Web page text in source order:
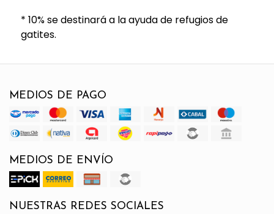
* 10% se destinará a la ayuda de refugios de
gatites.
MEDIOS DE PAGO
MEDIOS DE ENVÍO
NUESTRAS REDES SOCIALES